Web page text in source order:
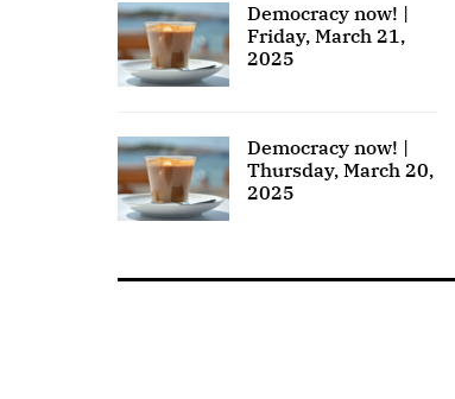
Democracy now! |
Friday, March 21,
2025
Democracy now! |
Thursday, March 20,
2025